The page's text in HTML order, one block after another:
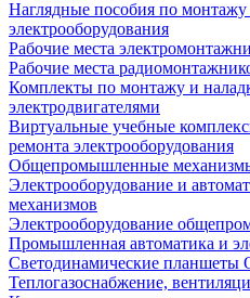
Наглядные пособия по монтажу
электрооборудования
Рабочие места
Рабочие места
Комплекты по монтажу и
электродвигателями
Виртуальные учебные
ремонта электрооборудования
Общепромышленные
Электрооборудование и
механизмов
Электрооборудование
Промышленная автоматика и
Светодинамические
Теплогазоснабжение,